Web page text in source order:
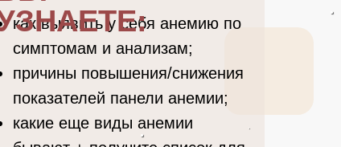
как выявить у себя анемию по
симптомам и анализам;
причины повышения/снижения
показателей панели анемии;
какие еще виды анемии